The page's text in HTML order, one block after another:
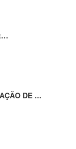
DE …